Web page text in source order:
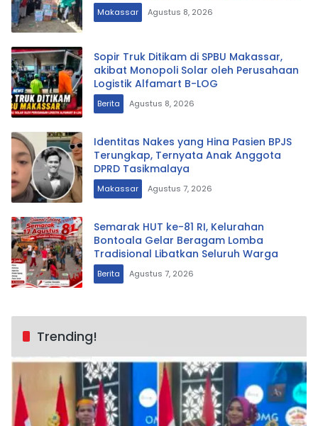
Makassar Agustus 8, 2026
Sopir Truk Ditikam di SPBU Makassar,
akibat Monopoli Solar oleh Perusahaan
Logistik Alfamart B-LOG
Berita Agustus 8, 2026
Identitas Nakes yang Hina Pasien BPJS
Terungkap, Ternyata Anak Anggota
DPRD Tasikmalaya
Makassar Agustus 7, 2026
Semarak HUT ke-81 RI, Kelurahan
Bontoala Gelar Beragam Lomba
Tradisional Libatkan Seluruh Warga
Berita Agustus 7, 2026
Trending!